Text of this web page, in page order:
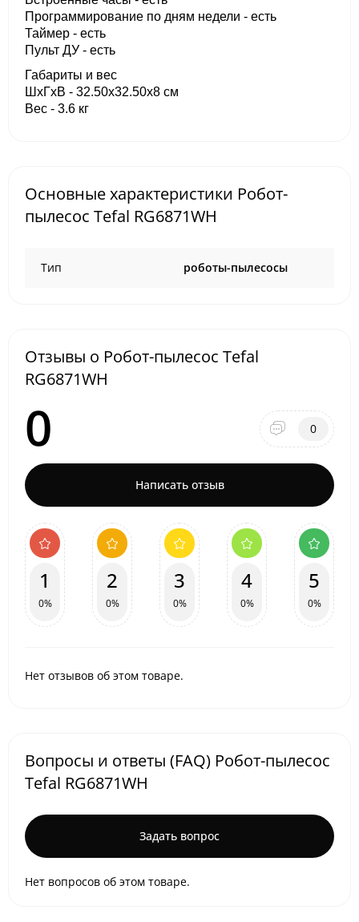
Программирование по дням недели - есть
Таймер - есть
Пульт ДУ - есть
Габариты и вес
ШхГхВ - 32.50x32.50x8 см
Вес - 3.6 кг
Основные характеристики Робот-
пылесос Tefal RG6871WH
Тип роботы-пылесосы
Отзывы о Робот-пылесос Tefal
RG6871WH
0 0
Написать отзыв
1
0%
2
0%
3
0%
4
0%
5
0%
Нет отзывов об этом товаре.
Вопросы и ответы (FAQ) Робот-пылесос
Tefal RG6871WH
Задать вопрос
Нет вопросов об этом товаре.